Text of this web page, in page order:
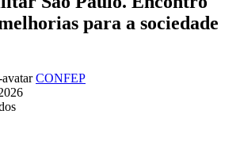
para a sociedade
CONFEP
em